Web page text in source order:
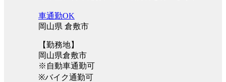
車通勤OK
岡山県 倉敷市
【勤務地】
岡山県倉敷市
※自動車通勤可
※バイク通勤可